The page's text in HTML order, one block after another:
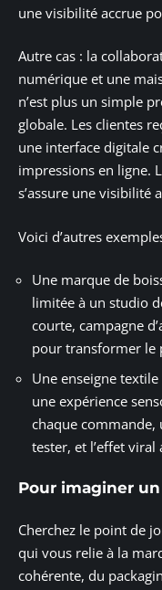
une visibilité accrue
Autre cas : la
numérique et une
n’est plus un simple
globale. Les clientes
une interface digitale
impressions en ligne.
s’assure une visibilité
Voici d’autres
Une marque de
limitée à un studio
courte, campagne
pour transformer le
Une enseigne
une expérience
chaque commande,
tester, et l’effet viral
Pour imaginer
Cherchez le point de
qui vous relie à la
cohérente, du